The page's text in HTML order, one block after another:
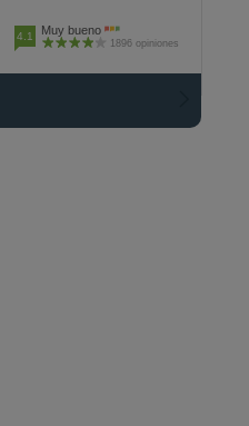
4.1 Muy bueno
1896 opiniones